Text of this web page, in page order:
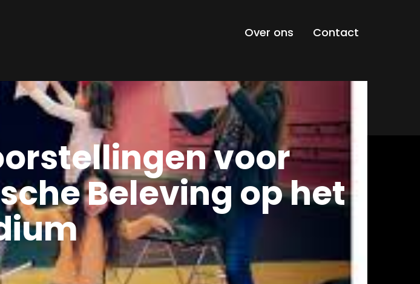
Over ons Contact
voor
Beleving op het